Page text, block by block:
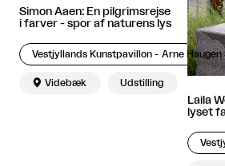
Simon Aaen: En pilgrimsrejse
i farver - spor af naturens lys
Vestjyllands Kunstpavillon - Arne Haugen
 Videbæk Udstilling
Laila
lyset